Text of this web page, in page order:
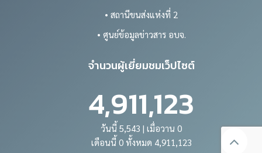
• สถานีขนส่งแห่งที่ 2
• ศูนย์ข้อมูลข่าวสาร อบจ.
จำนวนผู้เยี่ยมชมเว็ปไซต์
4,911,123
วันนี้ 5,543 | เมื่อวาน 0
เดือนนี้ 0 ทั้งหมด 4,911,123